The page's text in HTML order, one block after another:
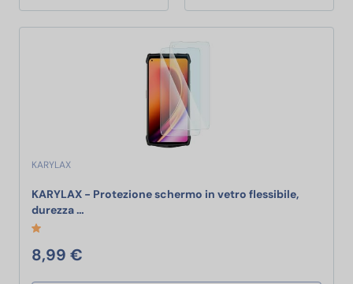
KARYLAX
KARYLAX - Protezione schermo in vetro flessibile,
durezza …
8,99 €